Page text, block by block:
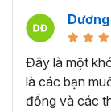
Word là công
nghiệp trong
toán, giáo
Microsoft
chuyên nghiệp
giáo dục, bài
Đây là một
là các bạn
đồng và các